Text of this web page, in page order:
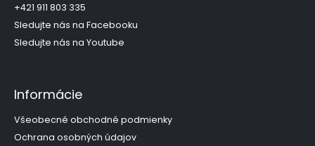
+421 911 803 335
Sledujte nás na Facebooku
Sledujte nás na Youtube
Informácie
Všeobecné obchodné podmienky
Ochrana osobných údajov